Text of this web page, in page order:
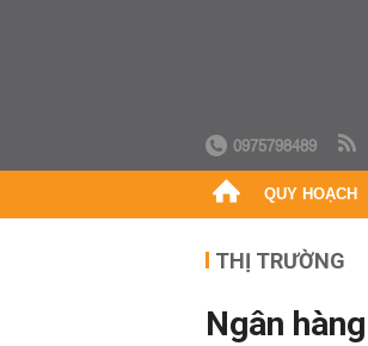
0975798489
QUY HOẠCH
THỊ TRƯỜNG
Ngân